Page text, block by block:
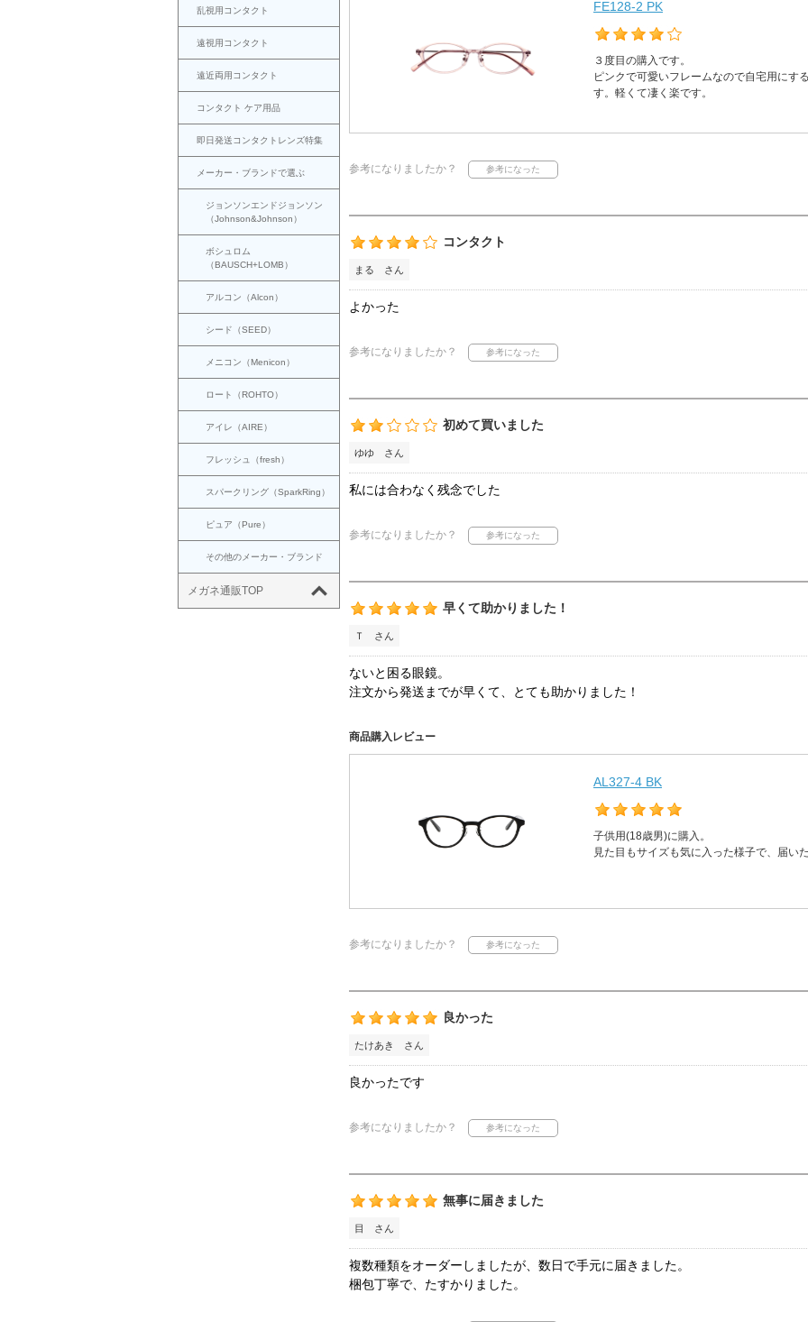
乱視用コンタクト
遠視用コンタクト
遠近両用コンタクト
コンタクト ケア用品
即日発送コンタクトレンズ特集
メーカー・ブランドで選ぶ
ジョンソンエンドジョンソン
（Johnson&Johnson）
ボシュロム
（BAUSCH+LOMB）
アルコン（Alcon）
シード（SEED）
メニコン（Menicon）
ロート（ROHTO）
アイレ（AIRE）
フレッシュ（fresh）
スパークリング（SparkRing）
ピュア（Pure）
その他のメーカー・ブランド
メガネ通販TOP
FE128-2 PK
３度目の購入です。
ピンクで可愛いフレームなので自宅用にす
す。軽くて凄く楽です。
参考になりましたか？
コンタクト
まる さん
よかった
参考になりましたか？
初めて買いました
ゆゆ さん
私には合わなく残念でした
参考になりましたか？
早くて助かりました！
Ｔ さん
ないと困る眼鏡。
注文から発送までが早くて、とても助かりました！
商品購入レビュー
AL327-4 BK
子供用(18歳男)に購入。
見た目もサイズも気に入った様子で、届い
参考になりましたか？
良かった
たけあき さん
良かったです
参考になりましたか？
無事に届きました
目 さん
複数種類をオーダーしましたが、数日で手元に届きました。
梱包丁寧で、たすかりました。